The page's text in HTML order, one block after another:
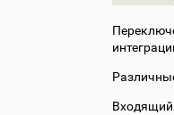
Входящий